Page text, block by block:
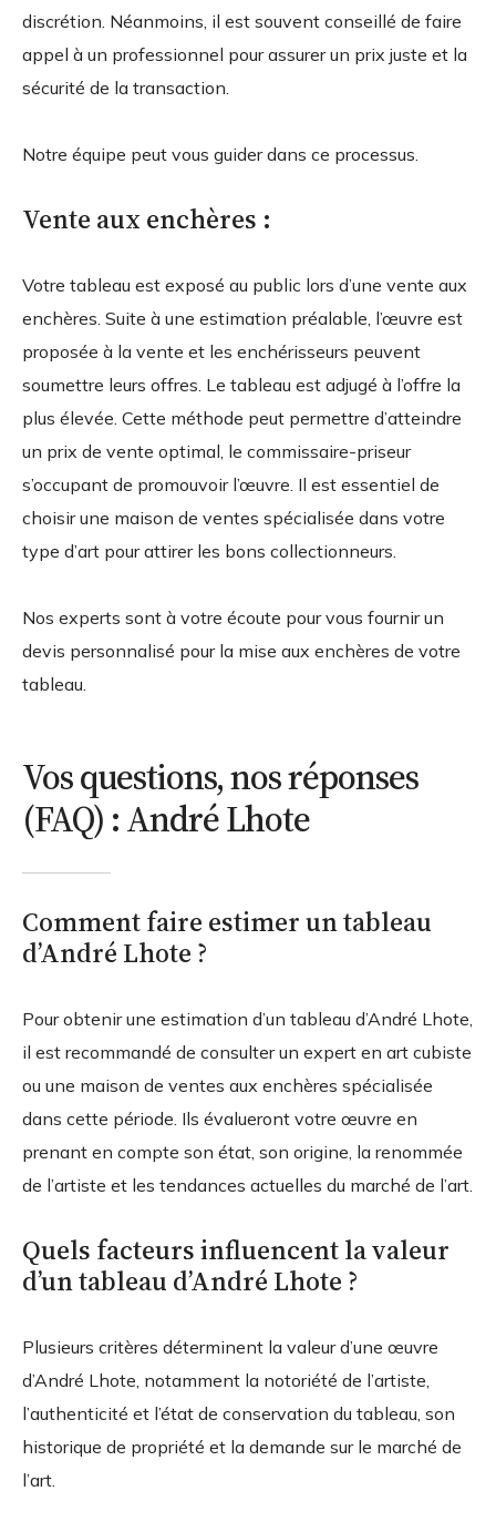
discrétion. Néanmoins, il est souvent conseillé de faire
appel à un professionnel pour assurer un prix juste et la
sécurité de la transaction.
Notre équipe peut vous guider dans ce processus.
Vente aux enchères :
Votre tableau est exposé au public lors d’une vente aux
enchères. Suite à une estimation préalable, l’œuvre est
proposée à la vente et les enchérisseurs peuvent
soumettre leurs offres. Le tableau est adjugé à l’offre la
plus élevée. Cette méthode peut permettre d’atteindre
un prix de vente optimal, le commissaire-priseur
s’occupant de promouvoir l’œuvre. Il est essentiel de
choisir une maison de ventes spécialisée dans votre
type d’art pour attirer les bons collectionneurs.
Nos experts sont à votre écoute pour vous fournir un
devis personnalisé pour la mise aux enchères de votre
tableau.
Vos questions, nos réponses
(FAQ) : André Lhote
Comment faire estimer un tableau
d’André Lhote ?
Pour obtenir une estimation d’un tableau d’André Lhote,
il est recommandé de consulter un expert en art cubiste
ou une maison de ventes aux enchères spécialisée
dans cette période. Ils évalueront votre œuvre en
prenant en compte son état, son origine, la renommée
de l’artiste et les tendances actuelles du marché de l’art.
Quels facteurs influencent la valeur
d’un tableau d’André Lhote ?
Plusieurs critères déterminent la valeur d’une œuvre
d’André Lhote, notamment la notoriété de l’artiste,
l’authenticité et l’état de conservation du tableau, son
historique de propriété et la demande sur le marché de
l’art.